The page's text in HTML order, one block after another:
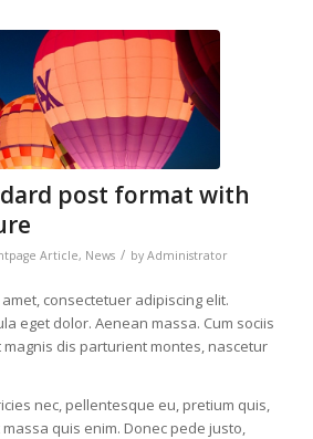
post format with
Article, News / by Administrator
consectetuer adipiscing elit.
eget dolor. Aenean massa. Cum sociis
dis parturient montes, nascetur
nec, pellentesque eu, pretium quis,
quis enim. Donec pede justo,